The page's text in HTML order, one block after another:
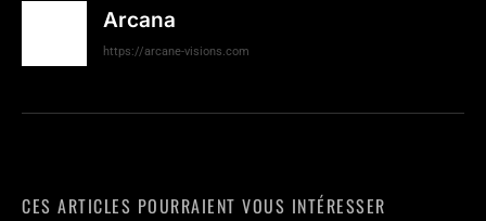
Arcana
https://arcane-visions.com
CES ARTICLES POURRAIENT VOUS INTÉRESSER